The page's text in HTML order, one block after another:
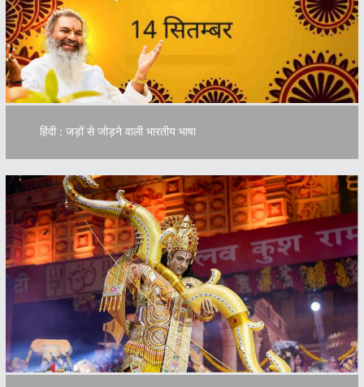
हिंदी : जड़ों से जोड़ने वाली भारतीय भाषा